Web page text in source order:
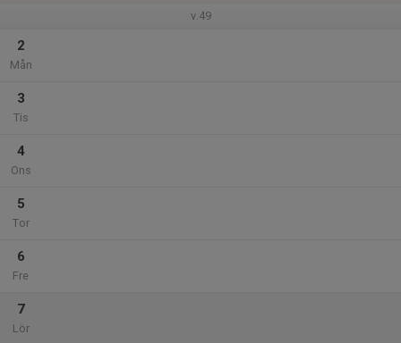
v.49
2
Mån
3
Tis
4
Ons
5
Tor
6
Fre
7
Lör